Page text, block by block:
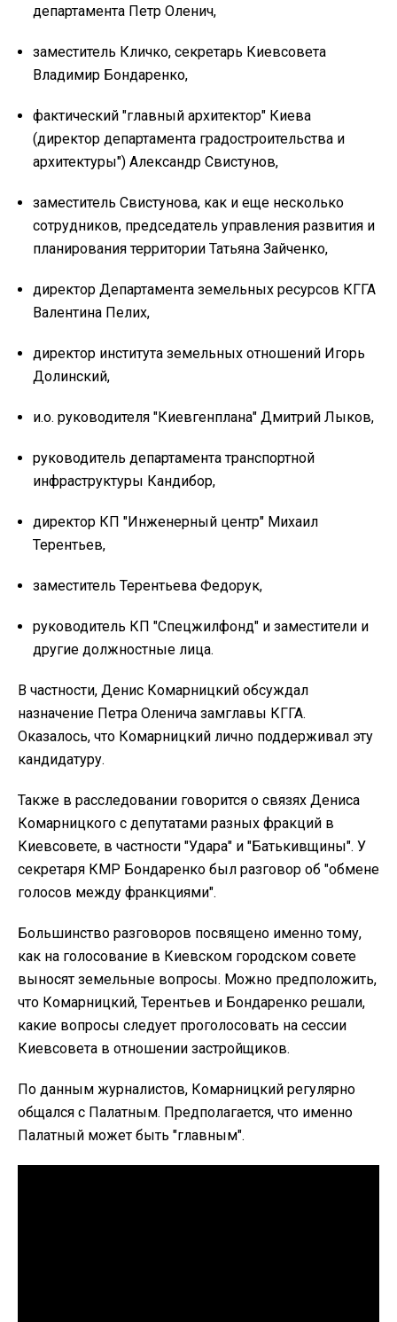
департамента Петр Оленич,
заместитель Кличко, секретарь Киевсовета
Владимир Бондаренко,
фактический "главный архитектор" Киева
(директор департамента градостроительства и
архитектуры") Александр Свистунов,
заместитель Свистунова, как и еще несколько
сотрудников, председатель управления развития и
планирования территории Татьяна Зайченко,
директор Департамента земельных ресурсов КГГА
Валентина Пелих,
директор института земельных отношений Игорь
Долинский,
и.о. руководителя "Киевгенплана" Дмитрий Лыков,
руководитель департамента транспортной
инфраструктуры Кандибор,
директор КП "Инженерный центр" Михаил
Терентьев,
заместитель Терентьева Федорук,
руководитель КП "Спецжилфонд" и заместители и
другие должностные лица.
В частности, Денис Комарницкий обсуждал
назначение Петра Оленича замглавы КГГА.
Оказалось, что Комарницкий лично поддерживал эту
кандидатуру.
Также в расследовании говорится о связях Дениса
Комарницкого с депутатами разных фракций в
Киевсовете, в частности "Удара" и "Батькивщины". У
секретаря КМР Бондаренко был разговор об "обмене
голосов между франкциями".
Большинство разговоров посвящено именно тому,
как на голосование в Киевском городском совете
выносят земельные вопросы. Можно предположить,
что Комарницкий, Терентьев и Бондаренко решали,
какие вопросы следует проголосовать на сессии
Киевсовета в отношении застройщиков.
По данным журналистов, Комарницкий регулярно
общался с Палатным. Предполагается, что именно
Палатный может быть "главным".